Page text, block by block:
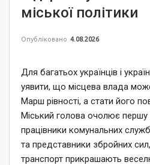
міської політики
Опубліковано 4.08.2026
Для багатьох українців і
уявити, що місцева влада
Марш рівності, а стати його
Міський голова очолює першу
працівники комунальних
та представники збройних
транспорт прикрашають